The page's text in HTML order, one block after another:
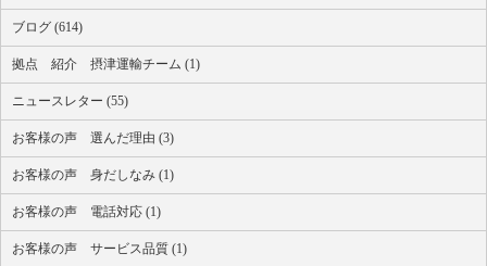
ブログ (614)
拠点 紹介 摂津運輸チーム (1)
ニュースレター (55)
お客様の声 選んだ理由 (3)
お客様の声 身だしなみ (1)
お客様の声 電話対応 (1)
お客様の声 サービス品質 (1)